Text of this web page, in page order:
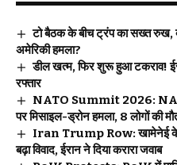
टो बैठक के बीच ट्रंप का सख्त रुख,
अमेरिकी हमला?
डील खत्म, फिर शुरू हुआ टकराव!
रफ्तार
NATO Summit 2026:
पर मिसाइल-ड्रोन हमला, 8 लोगों की
Iran Trump Row: खामेनेई के
बढ़ा विवाद, ईरान ने दिया करारा जवाब